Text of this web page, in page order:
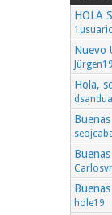
HOLA
Nuevo
Jürgen19
Hola,
dsandua
Buenas
Carlosvr
hole19